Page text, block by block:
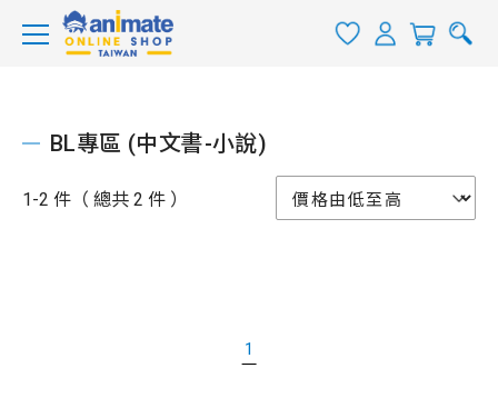
BL專區 (中文書-小說)
1-2 件（ 總共 2 件 ）
1